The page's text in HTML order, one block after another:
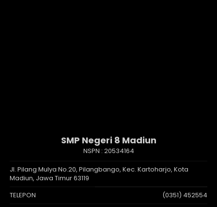
SMP Negeri 8 Madiun
NSPN : 20534164
Jl. Pilang Mulya No.20, Pilangbango, Kec. Kartoharjo, Kota
Madiun, Jawa Timur 63119
TELEPON
(0351) 452554